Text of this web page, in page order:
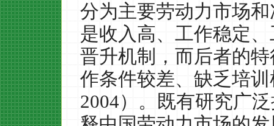
分为主要劳动力市场
是收入高、工作稳定
晋升机制，而后者的
作条件较差、缺乏培
2004）。既有研究广